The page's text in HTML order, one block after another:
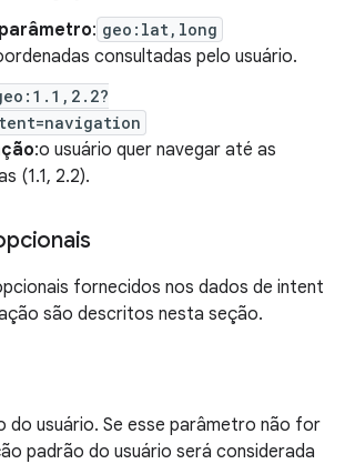
: geo:lat,long
consultadas pelo usuário.
:o usuário quer navegar até as
(1.1, 2.2).
fornecidos nos dados de intent
são descritos nesta seção.
do usuário. Se esse parâmetro não for
padrão do usuário será considerada